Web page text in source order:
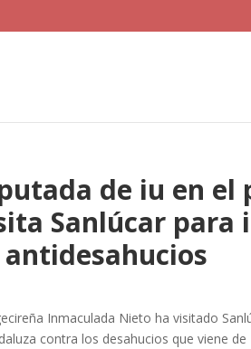
de iu en el
Sanlúcar
Inmaculada Nieto ha visitado
contra los desahucios que viene de